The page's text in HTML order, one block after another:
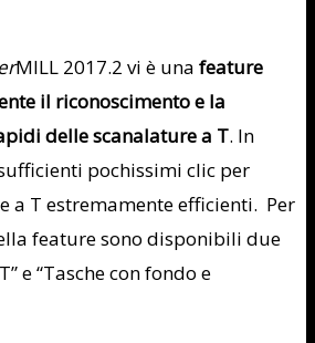
MILL 2017.2 vi è una feature
il riconoscimento e la
delle scanalature a T. In
pochissimi clic per
a T estremamente efficienti. Per
feature sono disponibili due
e “Tasche con fondo e